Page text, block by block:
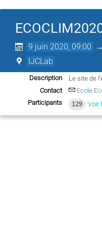
9 juin 2020, 09:00 →
IJCLab
Description Le site de
Contact
Participants
129 Voir